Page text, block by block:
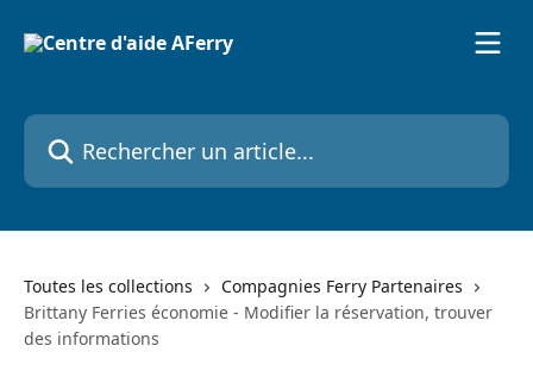
Rechercher un article...
Toutes les collections
Compagnies Ferry Partenaires
Brittany Ferries économie - Modifier la réservation, trouver
des informations